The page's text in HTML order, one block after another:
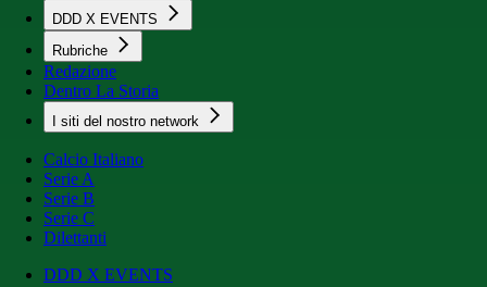
DDD X EVENTS
Rubriche
Redazione
Dentro La Storia
I siti del nostro network
Calcio Italiano
Serie A
Serie B
Serie C
Dilettanti
DDD X EVENTS